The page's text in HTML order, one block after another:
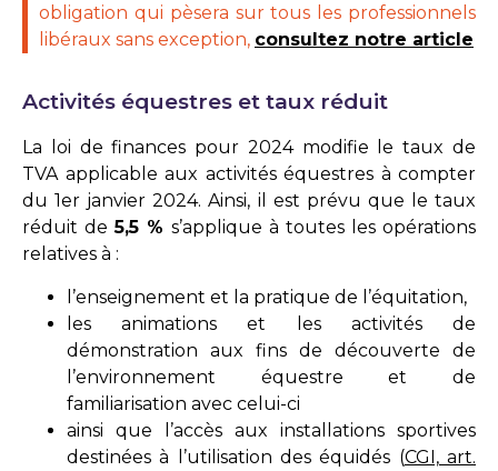
obligation qui pèsera sur tous les professionnels
libéraux sans exception, consultez notre article
Activités équestres et taux réduit
La loi de finances pour 2024 modifie le taux de
TVA applicable aux activités équestres à compter
du 1er janvier 2024. Ainsi, il est prévu que le taux
réduit de5,5 % s’applique à toutes les opérations
relatives à :
l’enseignement et la pratique de l’équitation,
les animations et les activités de
démonstration aux fins de découverte de
l’environnement équestre et de
familiarisation avec celui-ci
ainsi que l’accès aux installations sportives
destinées à l’utilisation des équidés (CGI, art.